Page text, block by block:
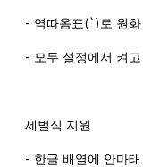
- 역따옴표(`)로 원
- 모두 설정에서 켜
세벌식 지원
- 한글 배열에 안마